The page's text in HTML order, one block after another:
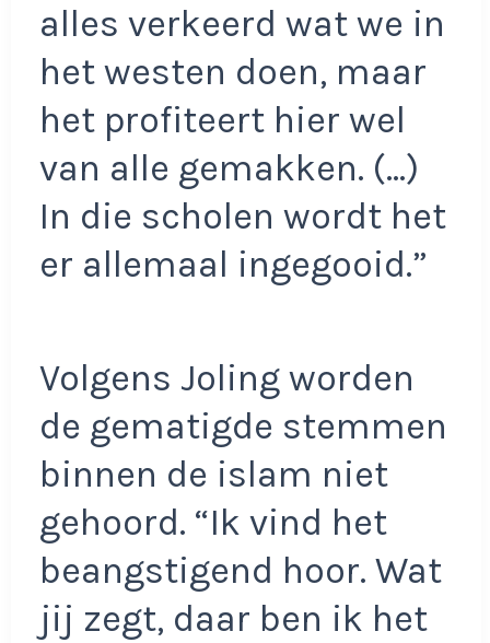
alles verkeerd wat we in
het westen doen, maar
het profiteert hier wel
van alle gemakken. (…)
In die scholen wordt het
er allemaal ingegooid.”
Volgens Joling worden
de gematigde stemmen
binnen de islam niet
gehoord. “Ik vind het
beangstigend hoor. Wat
jij zegt, daar ben ik het